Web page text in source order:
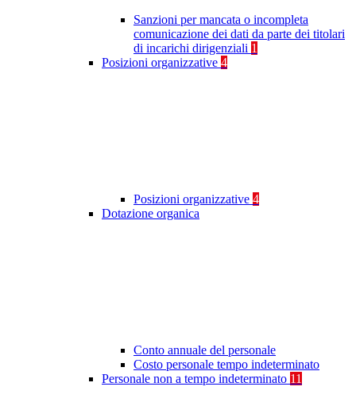
Sanzioni per mancata o incompleta
comunicazione dei dati da parte dei titolari
di incarichi dirigenziali 1
Posizioni organizzative 4
Posizioni organizzative 4
Dotazione organica
Conto annuale del personale
Costo personale tempo indeterminato
Personale non a tempo indeterminato 11